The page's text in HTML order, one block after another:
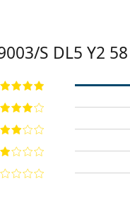
S DL5 Y2 58